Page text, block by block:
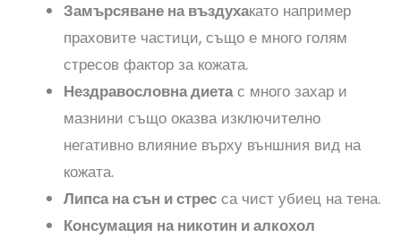
Замърсяване на въздухакато например
праховите частици, също е много голям
стресов фактор за кожата.
Нездравословна диетас много захар и
мазнини също оказва изключително
негативно влияние върху външния вид на
кожата.
Липса на сън и стрес са чист убиец на тена.
Консумация на никотин и алкохол